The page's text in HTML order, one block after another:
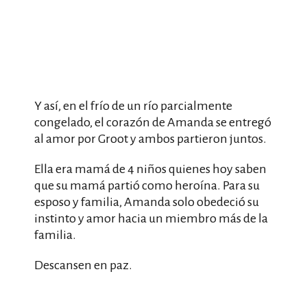
Y así, en el frío de un río parcialmente
congelado, el corazón de Amanda se entregó
al amor por Groot y ambos partieron juntos.
Ella era mamá de 4 niños quienes hoy saben
que su mamá partió como heroína. Para su
esposo y familia, Amanda solo obedeció su
instinto y amor hacia un miembro más de la
familia.
Descansen en paz.